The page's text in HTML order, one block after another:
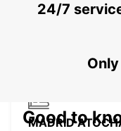
TRES CANTOS
MADRID
24/7
Good to